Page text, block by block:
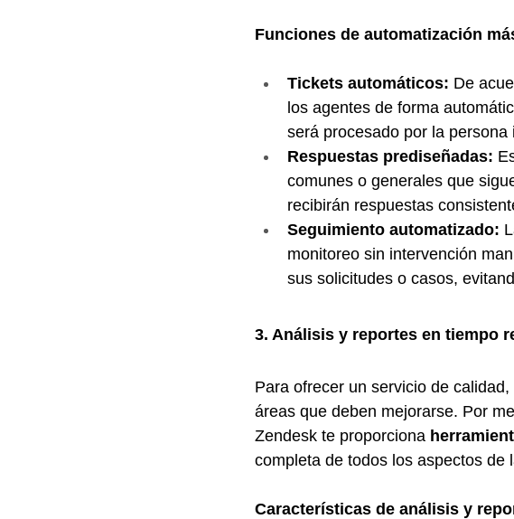
Funciones de automatización
Tickets automáticos: De
los agentes de forma
será procesado por la persona
Respuestas prediseñadas:
comunes o generales que
recibirán respuestas
Seguimiento automatizado:
monitoreo sin intervención
sus solicitudes o casos,
3. Análisis y reportes en tiempo
Para ofrecer un servicio de
áreas que deben mejorarse. Por
Zendesk te proporciona
completa de todos los aspectos de
Características de análisis y